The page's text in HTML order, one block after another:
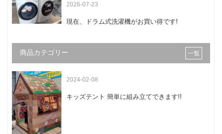
2026-07-23
現在、ドラム式洗濯機がお買い得です!
商品カテゴリー 一覧
2024-02-08
キッズテント 簡単に組み立てできます!!